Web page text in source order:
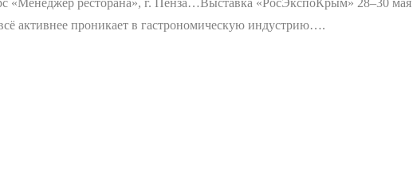
«Менеджер ресторана», г. Пенза…Выставка «РосЭкспоКрым» 28–30
активнее проникает в гастрономическую индустрию….